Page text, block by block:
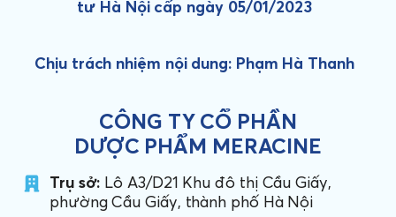
tư Hà Nội cấp ngày 05/01/2023
Chịu trách nhiệm nội dung: Phạm Hà Thanh
CÔNG TY CỔ PHẦN
DƯỢC PHẨM MERACINE
Trụ sở: Lô A3/D21 Khu đô thị Cầu Giấy,
phường Cầu Giấy, thành phố Hà Nội